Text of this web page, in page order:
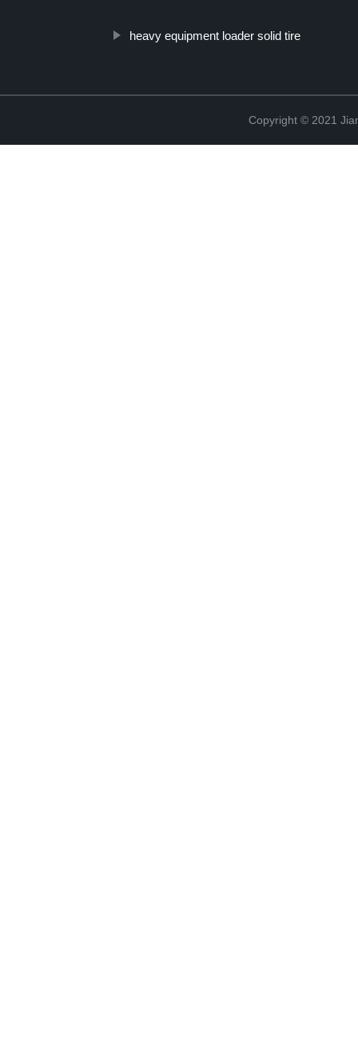
heavy equipment loader solid tire
Copyright © 2021